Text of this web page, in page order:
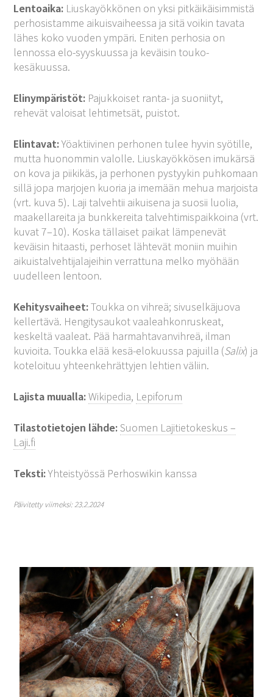
Lentoaika: Liuskayökkönen on yksi pitkäikäisimmistä
perhosistamme aikuisvaiheessa ja sitä voikin tavata
lähes koko vuoden ympäri. Eniten perhosia on
lennossa elo-syyskuussa ja keväisin touko-
kesäkuussa.
Elinympäristöt: Pajukkoiset ranta- ja suoniityt,
rehevät valoisat lehtimetsät, puistot.
Elintavat:Yöaktiivinen perhonen tulee hyvin syötille,
mutta huonommin valolle. Liuskayökkösen imukärsä
on kova ja piikikäs, ja perhonen pystyykin puhkomaan
sillä jopa marjojen kuoria ja imemään mehua marjoista
(vrt. kuva 5). Laji talvehtii aikuisena ja suosii luolia,
maakellareita ja bunkkereita talvehtimispaikkoina (vrt.
kuvat 7–10). Koska tällaiset paikat lämpenevät
keväisin hitaasti, perhoset lähtevät moniin muihin
aikuistalvehtijalajeihin verrattuna melko myöhään
uudelleen lentoon.
Kehitysvaiheet:Toukka on vihreä; sivuselkäjuova
kellertävä. Hengitysaukot vaaleahkonruskeat,
keskeltä vaaleat. Pää harmahtavanvihreä, ilman
kuvioita. Toukka elää kesä-elokuussa pajuilla (Salix) ja
koteloituu yhteenkehrättyjen lehtien väliin.
Lajista muualla:Wikipedia, Lepiforum
Tilastotietojen lähde:Suomen Lajitietokeskus –
Laji.fi
Teksti:Yhteistyössä Perhoswikin kanssa
Päivitetty viimeksi: 23.2.2024